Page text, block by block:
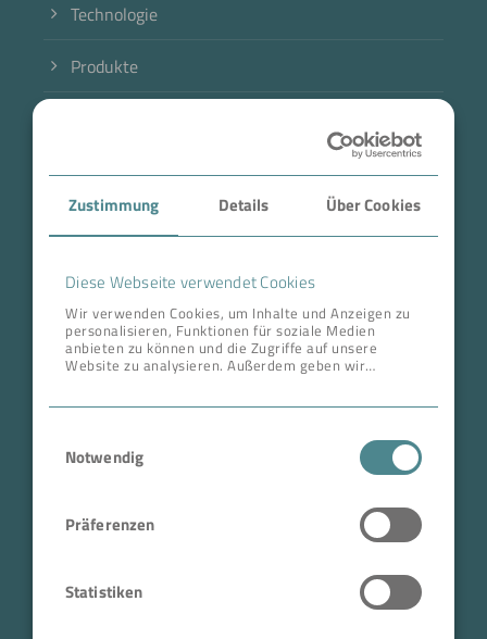
Zustimmung Details Über Cookies
Diese Webseite verwendet Cookies
Wir verwenden Cookies, um Inhalte und Anzeigen zu
personalisieren, Funktionen für soziale Medien
anbieten zu können und die Zugriffe auf unsere
Website zu analysieren. Außerdem geben wir
zusammen, die Sie ihnen bereitgestellt haben oder
die sie im Rahmen Ihrer Nutzung der Dienste
Notwendig
Präferenzen
Statistiken
Technologie
Produkte
Case Studies
Über BOKELA
Karriere
ANSCHRIFT ZENTRALE
Tullastr. 64 | 76131 Karlsruhe
Telefon +49 721 96456-0
Geschäftsführer: